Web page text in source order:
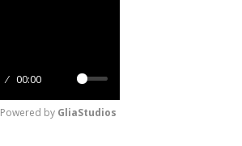
00:00
M
u
Powered by GliaStudios